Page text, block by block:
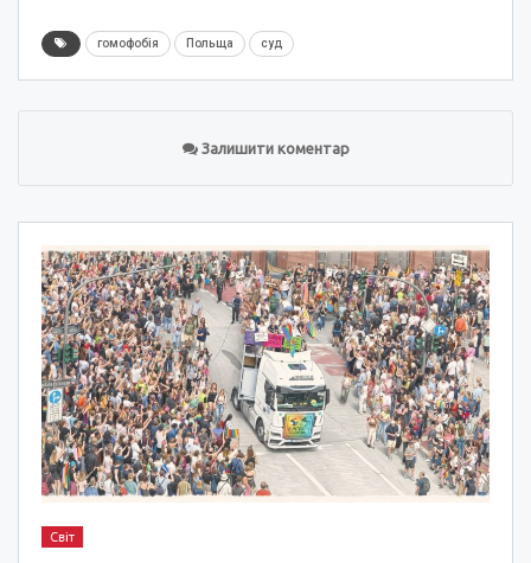
гомофобія Польща суд
Залишити коментар
Світ